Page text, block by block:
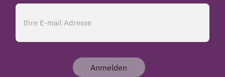
Anmelden